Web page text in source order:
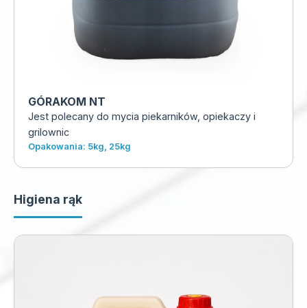
GÓRAKOM NT
Jest polecany do mycia piekarników, opiekaczy i
grilownic
Opakowania: 5kg, 25kg
Higiena rąk